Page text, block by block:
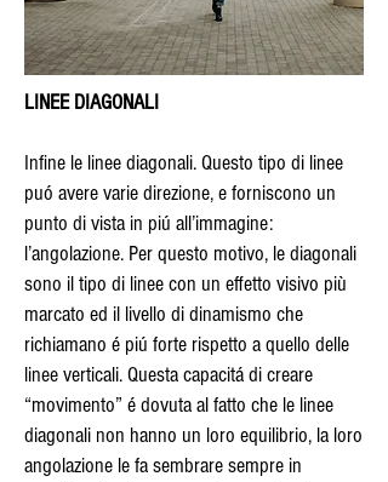
LINEE DIAGONALI
Infine le linee diagonali. Questo tipo di linee
puó avere varie direzione, e forniscono un
punto di vista in piú all’immagine:
l’angolazione. Per questo motivo, le diagonali
sono il tipo di linee con un effetto visivo più
marcato ed il livello di dinamismo che
richiamano é piú forte rispetto a quello delle
linee verticali. Questa capacitá di creare
“movimento” é dovuta al fatto che le linee
diagonali non hanno un loro equilibrio, la loro
angolazione le fa sembrare sempre in